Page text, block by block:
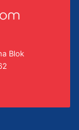
Blok